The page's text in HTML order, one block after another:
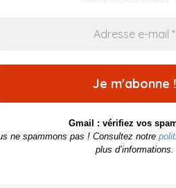
Gmail : vérifiez vos
ne spammons pas ! Consultez notre
plus d’informations.